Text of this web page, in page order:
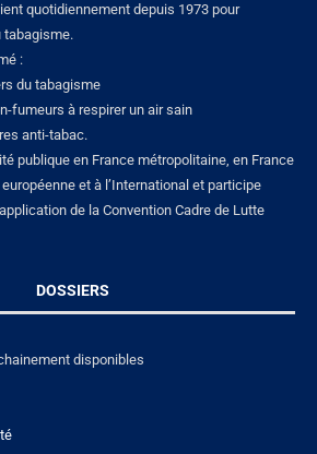
quotidiennement depuis 1973 pour
tabagisme.
:
du tabagisme
fumeurs à respirer un air sain
anti-tabac.
publique en France métropolitaine, en France
européenne et à l’International et participe
de la Convention Cadre de Lutte
DOSSIERS
disponibles